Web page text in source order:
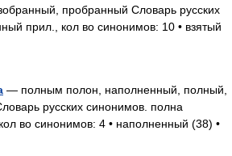
пробранный Словарь русских
прил., кол во синонимов: 10 • взятый
— полным полон, наполненный, полный,
русских синонимов. полна
во синонимов: 4 • наполненный (38) •